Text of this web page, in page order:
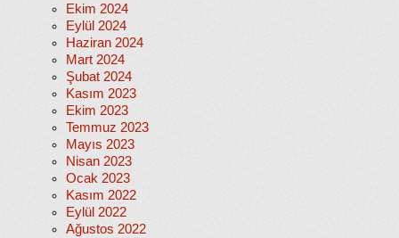
Ekim 2024
Eylül 2024
Haziran 2024
Mart 2024
Şubat 2024
Kasım 2023
Ekim 2023
Temmuz 2023
Mayıs 2023
Nisan 2023
Ocak 2023
Kasım 2022
Eylül 2022
Ağustos 2022